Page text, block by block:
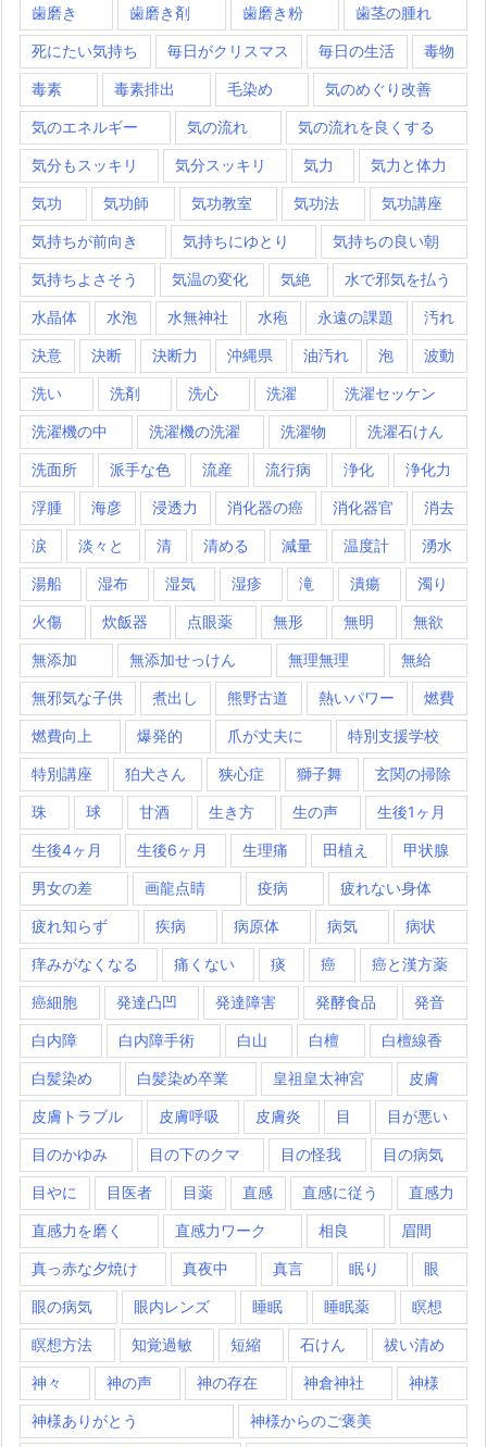
歯磨き 歯磨き剤 歯磨き粉 歯茎の腫れ
死にたい気持ち 毎日がクリスマス 毎日の生活 毒物
毒素 毒素排出 毛染め 気のめぐり改善
気のエネルギー 気の流れ 気の流れを良くする
気分もスッキリ 気分スッキリ 気力 気力と体力
気功 気功師 気功教室 気功法 気功講座
気持ちが前向き 気持ちにゆとり 気持ちの良い朝
気持ちよさそう 気温の変化 気絶 水で邪気を払う
水晶体 水泡 水無神社 水疱 永遠の課題 汚れ
決意 決断 決断力 沖縄県 油汚れ 泡 波動
洗い 洗剤 洗心 洗濯 洗濯セッケン
洗濯機の中 洗濯機の洗濯 洗濯物 洗濯石けん
洗面所 派手な色 流産 流行病 浄化 浄化力
浮腫 海彦 浸透力 消化器の癌 消化器官 消去
涙 淡々と 清 清める 減量 温度計 湧水
湯船 湿布 湿気 湿疹 滝 潰瘍 濁り
火傷 炊飯器 点眼薬 無形 無明 無欲
無添加 無添加せっけん 無理無理 無給
無邪気な子供 煮出し 熊野古道 熱いパワー 燃費
燃費向上 爆発的 爪が丈夫に 特別支援学校
特別講座 狛犬さん 狭心症 獅子舞 玄関の掃除
珠 球 甘酒 生き方 生の声 生後1ヶ月
生後4ヶ月 生後6ヶ月 生理痛 田植え 甲状腺
男女の差 画龍点睛 疫病 疲れない身体
疲れ知らず 疾病 病原体 病気 病状
痒みがなくなる 痛くない 痰 癌 癌と漢方薬
癌細胞 発達凸凹 発達障害 発酵食品 発音
白内障 白内障手術 白山 白檀 白檀線香
白髪染め 白髪染め卒業 皇祖皇太神宮 皮膚
皮膚トラブル 皮膚呼吸 皮膚炎 目 目が悪い
目のかゆみ 目の下のクマ 目の怪我 目の病気
目やに 目医者 目薬 直感 直感に従う 直感力
直感力を磨く 直感力ワーク 相良 眉間
真っ赤な夕焼け 真夜中 真言 眠り 眼
眼の病気 眼内レンズ 睡眠 睡眠薬 瞑想
瞑想方法 知覚過敏 短縮 石けん 祓い清め
神々 神の声 神の存在 神倉神社 神様
神様ありがとう 神様からのご褒美